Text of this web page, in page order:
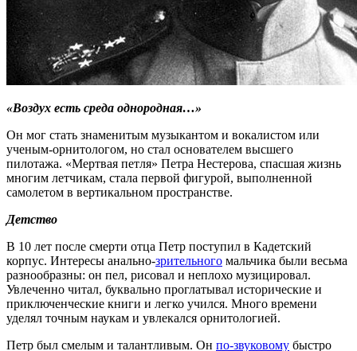
«Воздух есть среда однородная…»
Он мог стать знаменитым музыкантом и вокалистом или
ученым-орнитологом, но стал основателем высшего
пилотажа. «Мертвая петля» Петра Нестерова, спасшая жизнь
многим летчикам, стала первой фигурой, выполненной
самолетом в вертикальном пространстве.
Детство
В 10 лет после смерти отца Петр поступил в Кадетский
корпус. Интересы анально-зрительного мальчика были весьма
разнообразны: он пел, рисовал и неплохо музицировал.
Увлеченно читал, буквально проглатывал исторические и
приключенческие книги и легко учился. Много времени
уделял точным наукам и увлекался орнитологией.
Петр был смелым и талантливым. Он по-звуковому быстро